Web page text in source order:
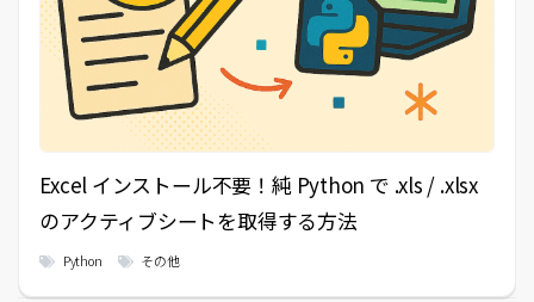
Excel インストール不要！純 Python で .xls / .xlsx
のアクティブシートを取得する方法
Python その他